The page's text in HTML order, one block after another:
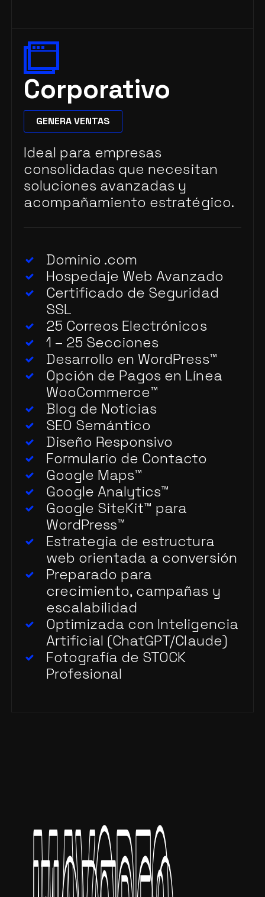
Corporativo
GENERA VENTAS
Ideal para empresas
consolidadas que necesitan
soluciones avanzadas y
acompañamiento estratégico.
Dominio .com
Hospedaje Web Avanzado
Certificado de Seguridad
SSL
25 Correos Electrónicos
1 – 25 Secciones
Desarrollo en WordPress™
Opción de Pagos en Línea
WooCommerce™
Blog de Noticias
SEO Semántico
Diseño Responsivo
Formulario de Contacto
Google Maps™
Google Analytics™
Google SiteKit™ para
WordPress™
Estrategia de estructura
web orientada a conversión
Preparado para
crecimiento, campañas y
escalabilidad
Optimizada con Inteligencia
Artificial (ChatGPT/Claude)
Fotografía de STOCK
Profesional